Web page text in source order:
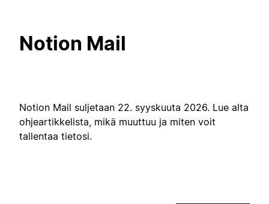
Notion Mail
Notion Mail suljetaan 22. syyskuuta 2026. Lue alta
ohjeartikkelista, mikä muuttuu ja miten voit
tallentaa tietosi.